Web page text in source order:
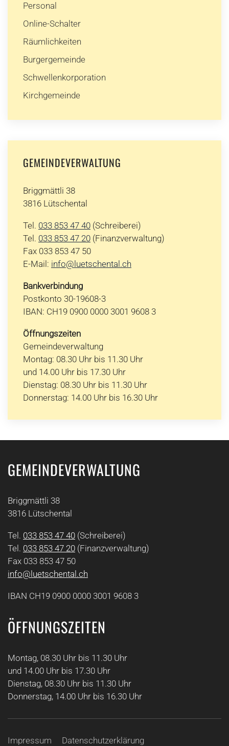
Personal
Online-Schalter
Räumlichkeiten
Burgergemeinde
Schwellenkorporation
Kirchgemeinde
GEMEINDEVERWALTUNG
Briggmättli 38
3816 Lütschental
Tel. 033 853 47 40 (Schreiberei)
Tel. 033 853 47 20 (Finanzverwaltung)
Fax 033 853 47 50
E-Mail: info@luetschental.ch
Bankverbindung
Postkonto 30-19608-3
IBAN: CH19 0900 0000 3001 9608 3
Öffnungszeiten
Gemeindeverwaltung
Montag: 08.30 Uhr bis 11.30 Uhr
und 14.00 Uhr bis 17.30 Uhr
Dienstag: 08.30 Uhr bis 11.30 Uhr
Donnerstag: 14.00 Uhr bis 16.30 Uhr
GEMEINDEVERWALTUNG
Briggmättli 38
3816 Lütschental
Tel. 033 853 47 40 (Schreiberei)
Tel. 033 853 47 20 (Finanzverwaltung)
Fax 033 853 47 50
info@luetschental.ch
IBAN CH19 0900 0000 3001 9608 3
ÖFFNUNGSZEITEN
Montag, 08.30 Uhr bis 11.30 Uhr
und 14.00 Uhr bis 17.30 Uhr
Dienstag, 08.30 Uhr bis 11.30 Uhr
Donnerstag, 14.00 Uhr bis 16.30 Uhr
Impressum Datenschutzerklärung